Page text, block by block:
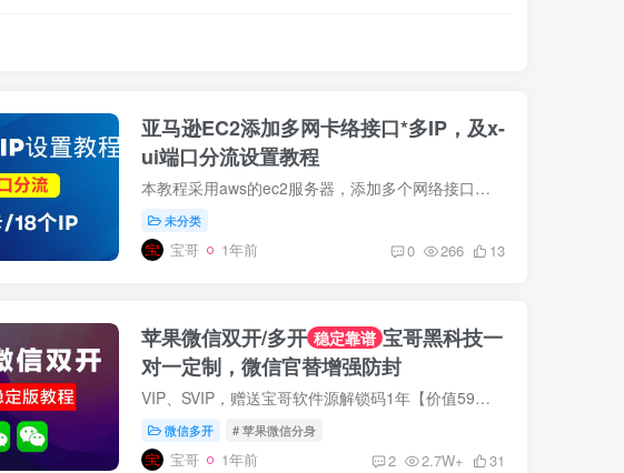
亚马逊EC2添加多网卡络接口*多IP，及x-
ui端口分流设置教程
本教程采用aws的ec2服务器，添加多个网络接口，配置多个IP，并利用x-ui实现不同端口访问不同的落地IP。 详细视频教程在YouTube频道：https://youtu.be/fzOtQG3SNuo 这里是一键添加IP到不同网卡...
未分类
宝哥 1年前 0 266 13
苹果微信双开/多开 稳定靠谱 宝哥黑科技一
对一定制，微信官替增强防封
VIP、SVIP，赠送宝哥软件源解锁码1年【价值59元】。软件源目前有30+软件，包含Tiktok免拔卡、抖音增强版、ins增强版、WhatsApp增强版、酷我音乐会员等，均可无限多开！ 宝哥Emby公益服上线，VIP...
微信多开 # 苹果微信分身
宝哥 1年前 2 2.7W+ 31